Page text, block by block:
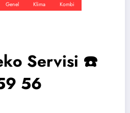
Genel Klima
Kombi
Servisi ☎️
56